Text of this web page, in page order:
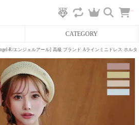
CATEGORY
へ
R/エンジェルアール] 高級 ブランド Aラインミニドレス ホル